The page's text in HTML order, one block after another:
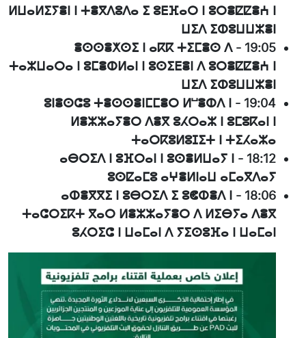
ⵍⵡⴰⵍⵉⵢⴻⵏ ⵏ ⵜⴻⴳⴷⵓⴷⴰ ⵉ ⵓⴹⴼⴰⵔ ⵏ ⵓⵔⴻⵇⵇⴻⵄ ⵏ
ⵡⵉⴷ ⵉⵀⵓⵡⵡⵣⴻⵏ
19:05
-
ⴻⵙⵙⴻⵅⵙⵉ ⵏ ⴰⴽⴽ ⵜⵉⵎⴻⵙ ⴷ
ⵜⴰⵣⵡⴰⵔⴰ ⵏ ⵓⵎⴻⵀⵍⴰⵏ ⵏ ⵓⵙⵉⴹⴻⵏ ⴷ ⵓⵔⴻⵇⵇⴻⵄ ⵏ
ⵡⵉⴷ ⵉⵀⵓⵡⵡⵣⴻⵏ
19:04
-
ⵓⵏⴻⵙⵛⵓ ⵜⴻⵙⵙⴻⵏⵎⵎⴻⵔ ⵍⵯⴻⵀⴷ ⵏ
ⵍⴻⵣⵣⴰⵢⴻⵔ ⴷⴻⴳ ⵓⵃⵔⴰⵣ ⵏ ⵓⵎⵓⴽⴰⵏ ⵏ
ⵜⴰⵔⴽⵓⵍⵓⵊⵉⵜ ⵏ ⵜⵉⵃⴰⵣⴰ
18:12
-
ⴰⴱⵔⵉⴷ ⵏ ⵓⴼⵔⴰⵏ ⵏ ⵓⵙⴻⵍⵡⴰⵢ ⵏ
ⵓⵙⵇⴰⵎⵓ ⴰⵖⴻⵍⵏⴰⵡ ⴰⵎⴰⴳⴷⴰⵢ
18:06
-
ⴰⵀⴻⴳⴳⵉ ⵏ ⵓⴱⵔⵉⴷ ⵉ ⵓⵞⵀⴻⴷ ⵏ
ⵜⴰⵛⵔⵉⴽⵜ ⴳⴰⵔ ⵍⴻⵣⵣⴰⵢⴻⵔ ⴷ ⵍⵉⴱⵢⴰ ⴷⴻⴳ
ⵓⵃⵔⵉⵛ ⵏ ⵡⴰⵎⴰⵏ ⴷ ⵢⵉⵙⵓⴼⴰ ⵏ ⵡⴰⵎⴰⵏ